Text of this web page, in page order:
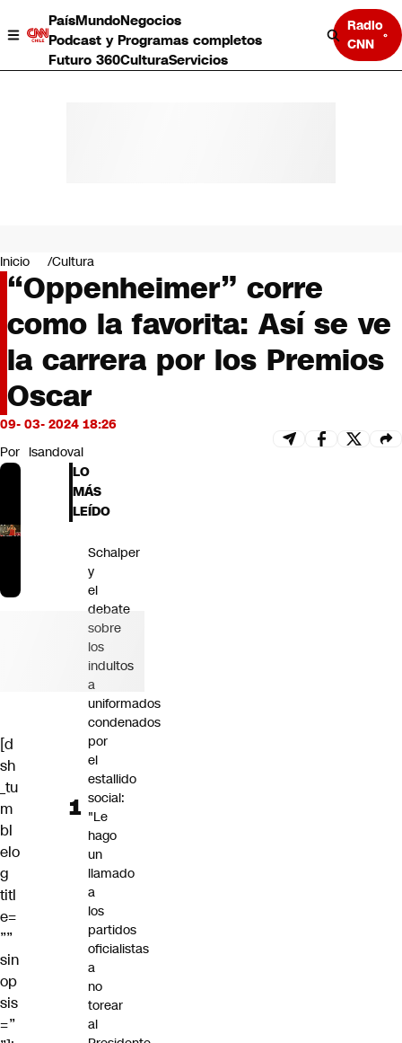
PaísMundoNegocios
Podcast y Programas completos
Futuro 360CulturaServicios
Radio
CNN
Negocios
Deportes
Programas completos
Cultura
Servicios
Bits
CNN tiempo
Futuro 360
Inicio Cultura
“Oppenheimer” corre
como la favorita: Así se ve
la carrera por los Premios
Oscar
09- 03- 2024 18:26
Por lsandoval
[d
sh
_tu
m
bl
elo
g
titl
e=
””
sin
op
sis
=”
LO
MÁS
LEÍDO
Schalper
y
el
debate
sobre
los
indultos
a
uniformados
condenados
por
el
estallido
social:
"Le
hago
un
llamado
a
los
partidos
oficialistas
a
no
torear
al